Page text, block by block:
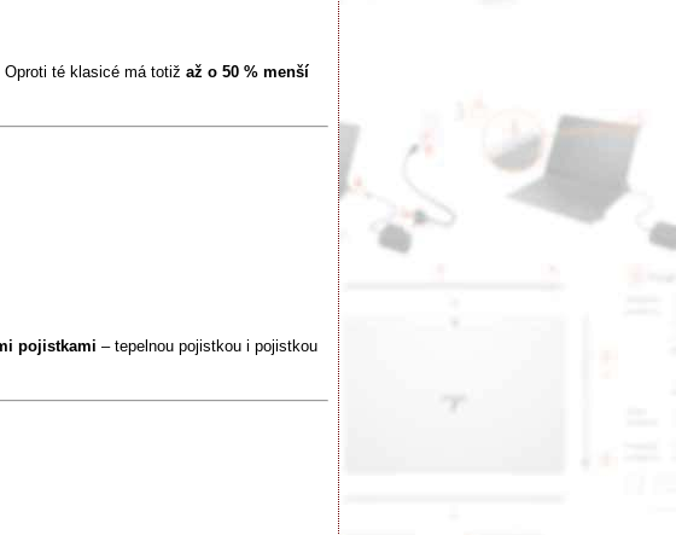
té klasicé má totiž až o 50 % menší
pojistkami – tepelnou pojistkou i pojistkou